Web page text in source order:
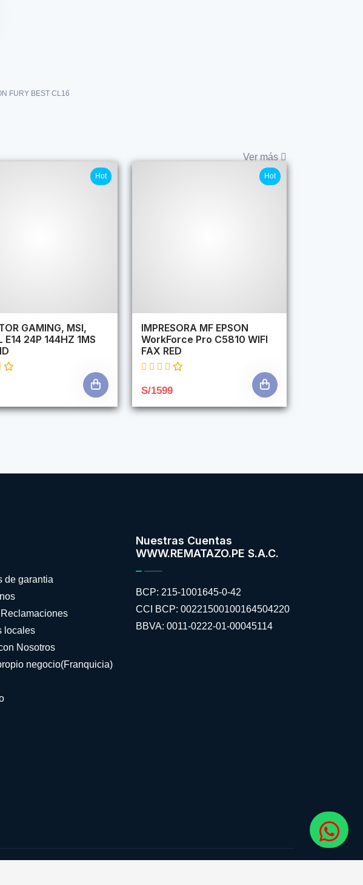
FURY BEST CL16
Ver más
Hot
GAMING, MSI,
E14 24P 144HZ 1MS
Hot
IMPRESORA MF EPSON
WorkForce Pro C5810 WIFI
FAX RED
S/1599
de garantia
locales
Nosotros
negocio(Franquicia)
Nuestras Cuentas
WWW.REMATAZO.PE S.A.C.
BCP: 215-1001645-0-42
CCI BCP: 00221500100164504220
BBVA: 0011-0222-01-00045114